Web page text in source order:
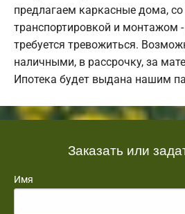
предлагаем каркасные дома, со
транспортировкой и монтажом
требуется тревожиться.
наличными, в рассрочку, за
Ипотека будет выдана нашим
Заказать или
Имя